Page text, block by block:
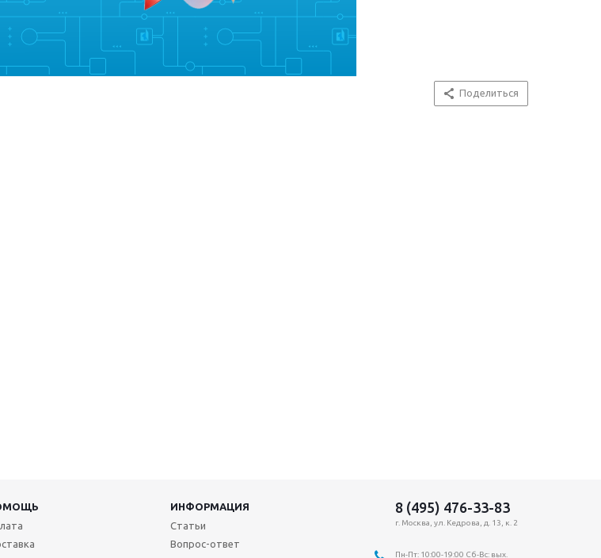
Поделиться
ИНФОРМАЦИЯ
Статьи
Вопрос-ответ
8 (495) 476-33-83
г. Москва, ул. Кедрова, д. 13, к. 2
Пн-Пт: 10:00-19:00 Сб-Вс: вых.